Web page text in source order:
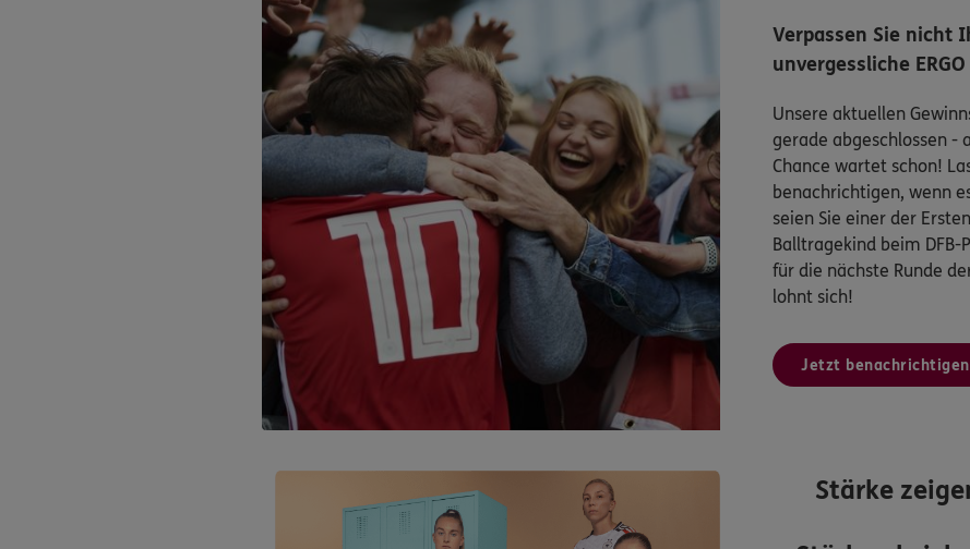
Verpassen Sie nicht
unvergessliche
Unsere aktuellen
gerade abgeschlossen -
Chance wartet schon!
benachrichtigen, wenn
seien Sie einer der
Balltragekind beim
für die nächste Runde
lohnt sich!
Jetzt
Stärke